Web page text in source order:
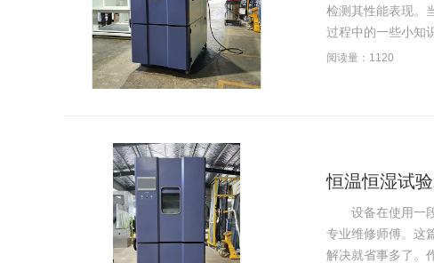
检测其性能表现。
过程中的一些小知
阅读量：1120
恒温恒湿试
设备在使用一段
专业维修师傅。这
解决就省事多了。